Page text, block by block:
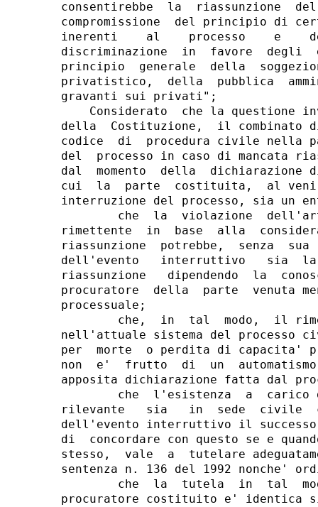
consentirebbe  la  riassunzione
compromissione  del principio di
inerenti    al    processo    e
discriminazione  in  favore  degli
principio  generale  della
privatistico,  della  pubblica
gravanti sui privati";
Considerato  che la questione
della  Costituzione,  il combinato
codice  di  procedura civile nella
del  processo in caso di mancata
dal  momento  della  dichiarazione
cui  la  parte  costituita,  al venir
interruzione del processo, sia un
che  la  violazione
rimettente  in  base  alla
riassunzione  potrebbe,  senza
dell'evento   interruttivo   sia  la
riassunzione   dipendendo  la
procuratore  della  parte  venuta
processuale;
che,  in  tal  modo,  il
nell'attuale sistema del processo
per  morte  o perdita di capacita'
non  e'  frutto  di  un  automatismo
apposita dichiarazione fatta dal
che  l'esistenza  a  carico
rilevante   sia   in  sede  civile
dell'evento interruttivo il
di  concordare con questo se e
stesso,  vale  a  tutelare
sentenza n. 136 del 1992 nonche'
che  la  tutela  in  tal
procuratore costituito e' identica